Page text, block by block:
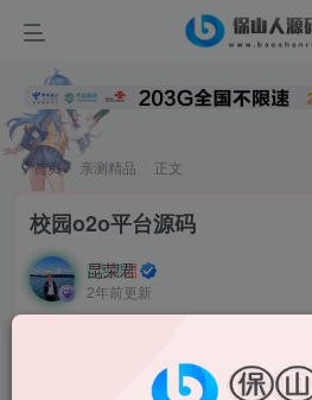
首页 亲测精品 正文
校园o2o平台源码
昆荣君
2年前更新
1.夜猫店：学生可以自主申请夜猫店